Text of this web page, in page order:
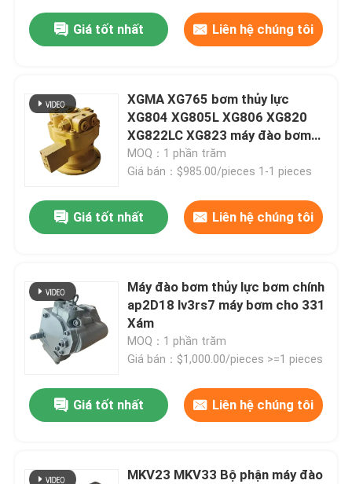
Giá tốt nhất Liên hệ chúng tôi
XGMA XG765 bơm thủy lực
XG804 XG805L XG806 XG820
XG822LC XG823 máy đào bơm
chính
MOQ：1 phần trăm
Giá bán：$985.00/pieces 1-1 pieces
Giá tốt nhất Liên hệ chúng tôi
Máy đào bơm thủy lực bơm chính
ap2D18 lv3rs7 máy bơm cho 331
Xám
MOQ：1 phần trăm
Giá bán：$1,000.00/pieces >=1 pieces
Giá tốt nhất Liên hệ chúng tôi
MKV23 MKV33 Bộ phận máy đào